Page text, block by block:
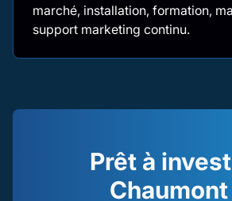
marché, installation, formation,
support marketing continu.
Prêt à
Chaumont